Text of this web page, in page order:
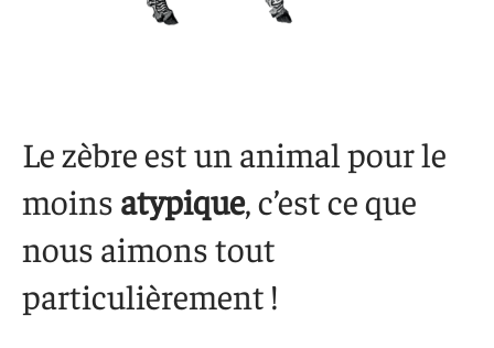
Le zèbre est un animal pour le
moins atypique, c’est ce que
nous aimons tout
particulièrement !